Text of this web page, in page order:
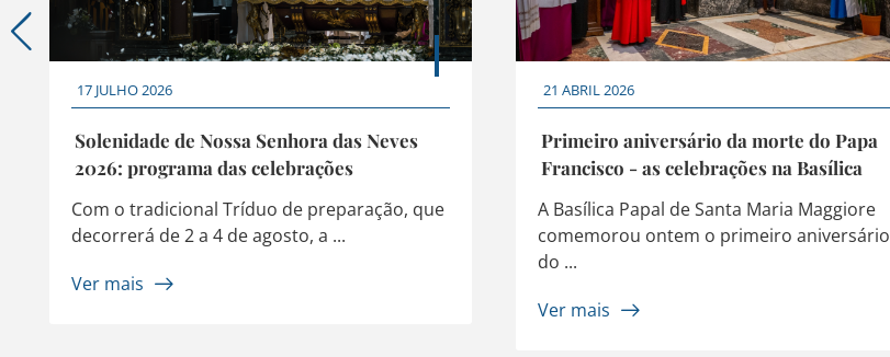
17 JULHO 2026
Solenidade de Nossa Senhora das Neves
2026: programa das celebrações
Com o tradicional Tríduo de preparação, que
decorrerá de 2 a 4 de agosto, a ...
Ver mais
21 ABRIL 2026
Primeiro aniversário da morte do Papa
Francisco - as celebrações na Basílica
A Basílica Papal de Santa Maria Maggiore
comemorou ontem o primeiro aniversário
do ...
Ver mais